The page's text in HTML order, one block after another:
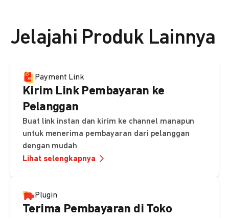
Jelajahi Produk Lainnya
Payment Link
Kirim Link Pembayaran ke
Pelanggan
Buat link instan dan kirim ke channel manapun
untuk menerima pembayaran dari pelanggan
dengan mudah
Lihat selengkapnya
Plugin
Terima Pembayaran di Toko